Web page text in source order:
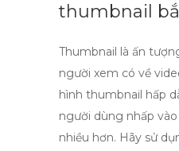
thumbnail
Thumbnail là ấn
người xem có về
hình thumbnail hấp
người dùng nhấp
nhiều hơn. Hãy sử